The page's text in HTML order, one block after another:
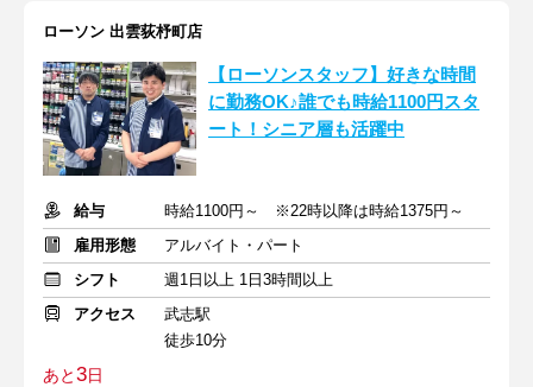
ローソン 出雲荻杼町店
【ローソンスタッフ】好きな時間
に勤務OK♪誰でも時給1100円スタ
ート！シニア層も活躍中
給与
時給1100円～ ※22時以降は時給1375円～
雇用形態
アルバイト・パート
シフト
週1日以上 1日3時間以上
アクセス
武志駅
徒歩10分
あと3日